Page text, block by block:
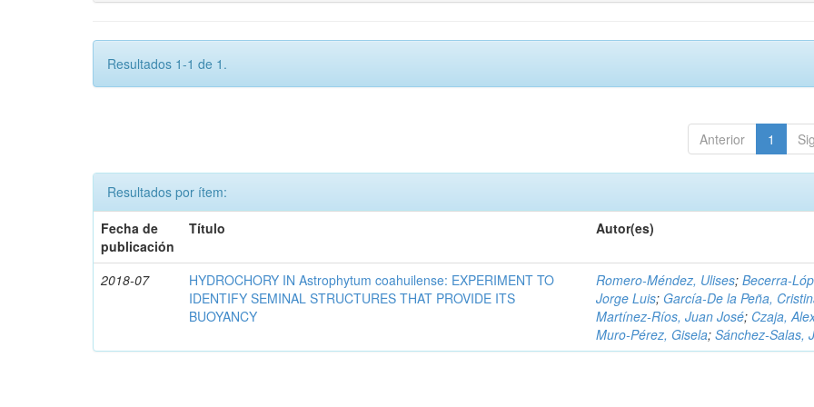
Resultados 1-1 de 1.
Anterior 1
Resultados por ítem:
Fecha de
publicación
Título Autor(es)
2018-07
HYDROCHORY IN Astrophytum coahuilense: EXPERIMENT TO
IDENTIFY SEMINAL STRUCTURES THAT PROVIDE ITS
BUOYANCY
Romero-Méndez, Ulises;Becerra-
Jorge Luis; García-De la Peña,
Martínez-Ríos, Juan José; Czaja,
Muro-Pérez, Gisela;Sánchez-Salas,